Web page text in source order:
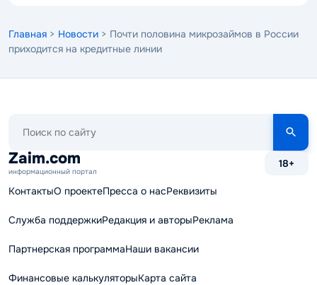
Главная > Новости > Почти половина микрозаймов в России
приходится на кредитные линии
сайту
Zaim.com
информационный портал
18+
КонтактыО проектеПресса о насРеквизиты
Служба поддержкиРедакция и авторыРеклама
Партнерская программаНаши вакансии
Финансовые калькуляторыКарта сайта